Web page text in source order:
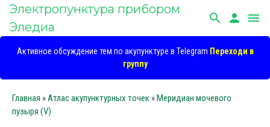
Электропунктура прибором
Эледиа
search person menu
Активное обсуждение тем по акупунктуре в Telegram Переходи в
группу
Главная »Атлас акупунктурных точек »Меридиан мочевого
пузыря (V)